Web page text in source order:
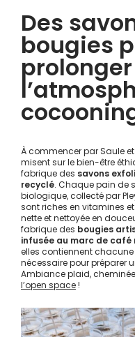
Des
bougies
prolonger
À commencer par Sauleet
misent sur le bien-être
fabrique des savons
recyclé. Chaque pain de
biologique, collecté par
sont riches en vitamines
nette et nettoyée en
fabrique des bougies
infusée au marc de café
elles contiennent
nécessaire pourpréparer
Ambiance plaid,
l’open space!